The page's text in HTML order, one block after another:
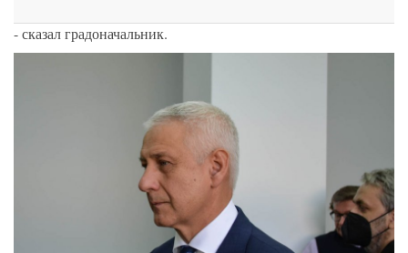
- сказал градоначальник.